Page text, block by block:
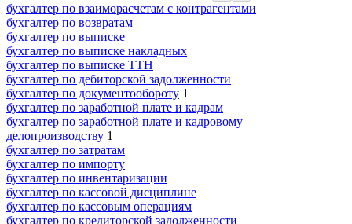
бухгалтер по взаиморасчетам с контрагентами
бухгалтер по возвратам
бухгалтер по выписке
бухгалтер по выписке накладных
бухгалтер по выписке ТТН
бухгалтер по дебиторской задолженности
бухгалтер по документообороту 1
бухгалтер по заработной плате и кадрам
бухгалтер по заработной плате и кадровому
делопроизводству 1
бухгалтер по затратам
бухгалтер по импорту
бухгалтер по инвентаризации
бухгалтер по кассовой дисциплине
бухгалтер по кассовым операциям
бухгалтер по кредиторской задолженности